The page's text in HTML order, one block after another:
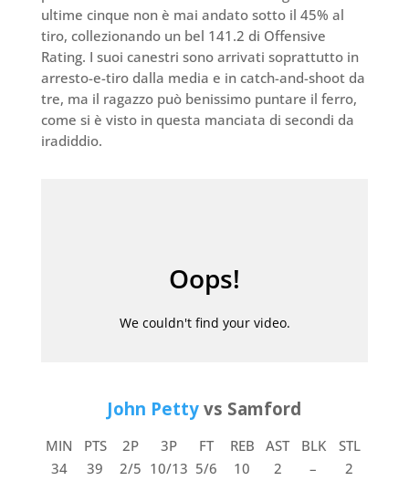
ultime cinque non è mai andato sotto il 45% al
tiro, collezionando un bel 141.2 di Offensive
Rating. I suoi canestri sono arrivati soprattutto in
arresto-e-tiro dalla media e in catch-and-shoot da
tre, ma il ragazzo può benissimo puntare il ferro,
come si è visto in questa manciata di secondi da
iradiddio.
John Petty vs Samford
MIN PTS 2P 3P FT REB AST BLK
STL
34
39 2/5 10/13 5/6 10 2 –
2